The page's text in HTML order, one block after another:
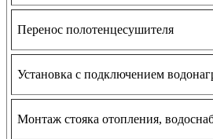
Перенос полотенцесушителя
Установка с подключением
Монтаж стояка отопления,